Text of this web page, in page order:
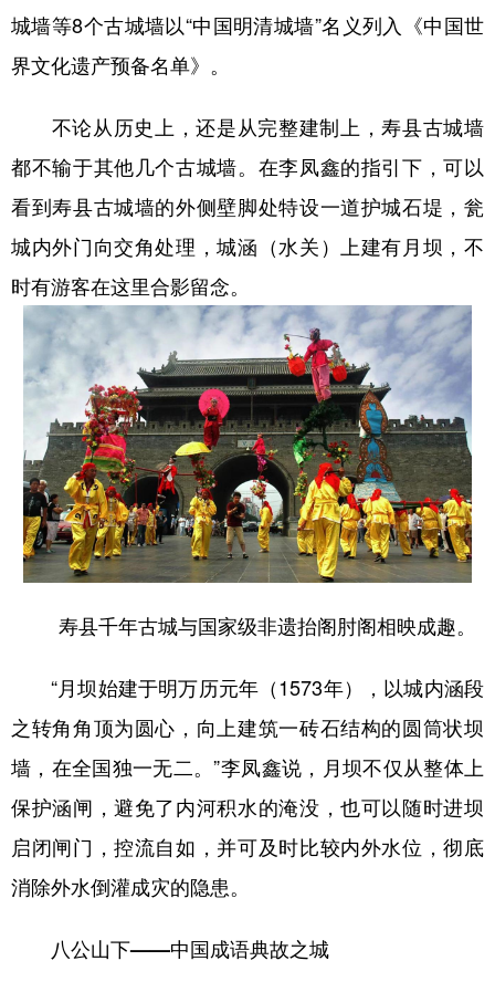
城墙等8个古城墙以“中国明清城墙”名义列入《中国世
界文化遗产预备名单》。
不论从历史上，还是从完整建制上，寿县古城墙
都不输于其他几个古城墙。在李凤鑫的指引下，可以
看到寿县古城墙的外侧壁脚处特设一道护城石堤，瓮
城内外门向交角处理，城涵（水关）上建有月坝，不
时有游客在这里合影留念。
寿县千年古城与国家级非遗抬阁肘阁相映成趣。
“月坝始建于明万历元年（1573年），以城内涵段
之转角角顶为圆心，向上建筑一砖石结构的圆筒状坝
墙，在全国独一无二。”李凤鑫说，月坝不仅从整体上
保护涵闸，避免了内河积水的淹没，也可以随时进坝
启闭闸门，控流自如，并可及时比较内外水位，彻底
消除外水倒灌成灾的隐患。
八公山下——中国成语典故之城